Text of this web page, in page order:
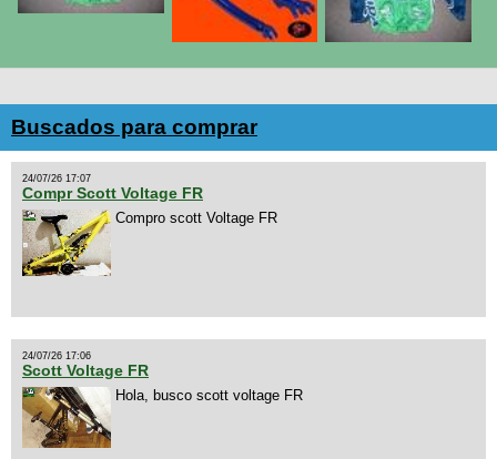
Buscados para comprar
24/07/26 17:07
Compr Scott Voltage FR
Compro scott Voltage FR
24/07/26 17:06
Scott Voltage FR
Hola, busco scott voltage FR